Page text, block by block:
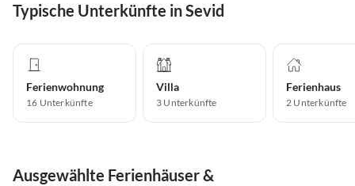
Typische Unterkünfte in Sevid
Ferienwohnung
16 Unterkünfte
Villa
3 Unterkünfte
Ferienhaus
2 Unterkünfte
Ausgewählte Ferienhäuser &